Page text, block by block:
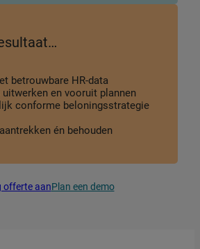
betrouwbare HR-data
uitwerken en vooruit plannen
conforme beloningsstrategie
én behouden
offerte aanPlan een demo